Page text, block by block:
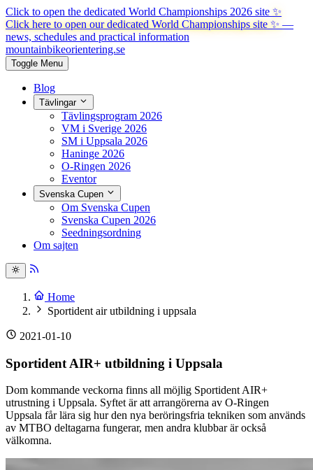
Click to open the dedicated World Championships 2026 site ✨
Click here to open our dedicated World Championships site ✨ —
news, schedules and practical information
mountainbikeorientering.se
Toggle Menu
Blog
Tävlingar
Tävlingsprogram 2026
VM i Sverige 2026
SM i Uppsala 2026
Haninge 2026
O-Ringen 2026
Eventor
Svenska Cupen
Om Svenska Cupen
Svenska Cupen 2026
Seedningsordning
Om sajten
Home
Sportident air utbildning i uppsala
2021-01-10
Sportident AIR+ utbildning i Uppsala
Dom kommande veckorna finns all möjlig Sportident AIR+
utrustning i Uppsala. Syftet är att arrangörerna av O-Ringen
Uppsala får lära sig hur den nya beröringsfria tekniken som används
av MTBO deltagarna fungerar, men andra klubbar är också
välkomna.